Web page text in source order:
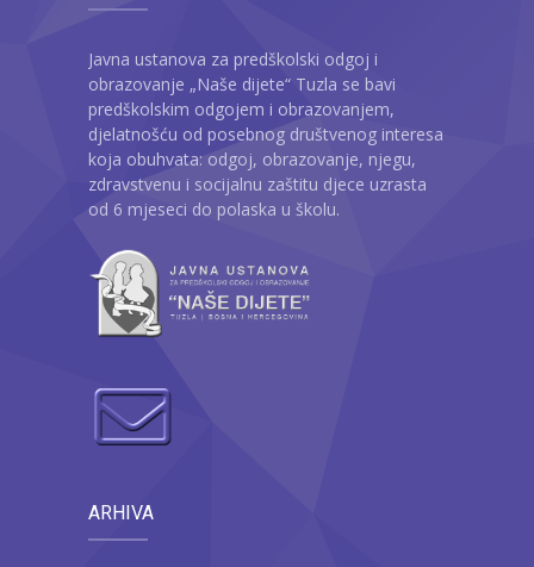
Javna ustanova za predškolski odgoj i
obrazovanje „Naše dijete“ Tuzla se bavi
predškolskim odgojem i obrazovanjem,
djelatnošću od posebnog društvenog interesa
koja obuhvata: odgoj, obrazovanje, njegu,
zdravstvenu i socijalnu zaštitu djece uzrasta
od 6 mjeseci do polaska u školu.
ARHIVA